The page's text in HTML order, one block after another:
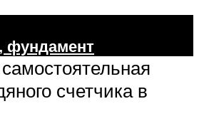
фундамент
счетчика в